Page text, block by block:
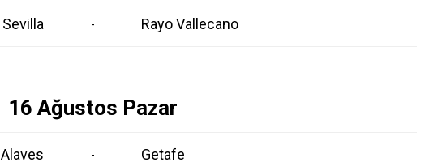
Sevilla - Rayo Vallecano
16 Ağustos Pazar
Alaves - Getafe